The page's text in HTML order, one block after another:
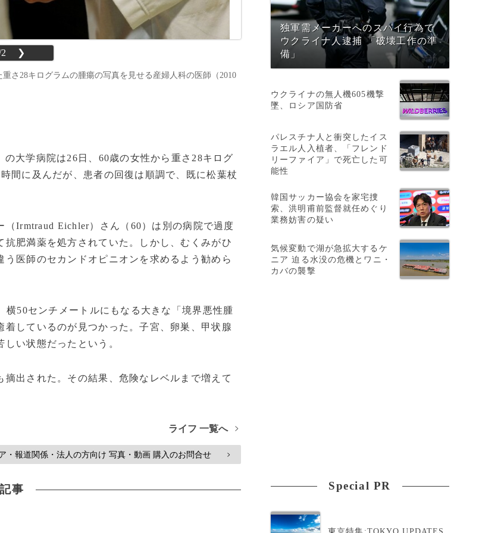
❯
さ28キログラムの腫瘍の写真を見せる産婦人科の医師（2010
の大学病院は26日、60歳の女性から重さ28キログ
間に及んだが、患者の回復は順調で、既に松葉杖
Irmtraud Eichler）さん（60）は別の病院で過度
肥満薬を処方されていた。しかし、むくみがひ
医師のセカンドオピニオンを求めるよう勧めら
50センチメートルにもなる大きな「境界悪性腫
しているのが見つかった。子宮、卵巣、甲状腺
い状態だったという。
出された。その結果、危険なレベルまで増えて
ライフ 一覧へ >
・報道関係・法人の方向け 写真・動画 購入のお問合せ >
事
独軍需メーカーへのスパイ行為で
ウクライナ人逮捕 「破壊工作の準
備」
ウクライナの無人機605機撃
墜、ロシア国防省
パレスチナ人と衝突したイス
ラエル人入植者、「フレンド
リーファイア」で死亡した可
能性
韓国サッカー協会を家宅捜
索、洪明甫前監督就任めぐり
業務妨害の疑い
気候変動で湖が急拡大するケ
ニア 迫る水没の危機とワニ・
カバの襲撃
Special PR
東京特集:TOKYO UPDATES